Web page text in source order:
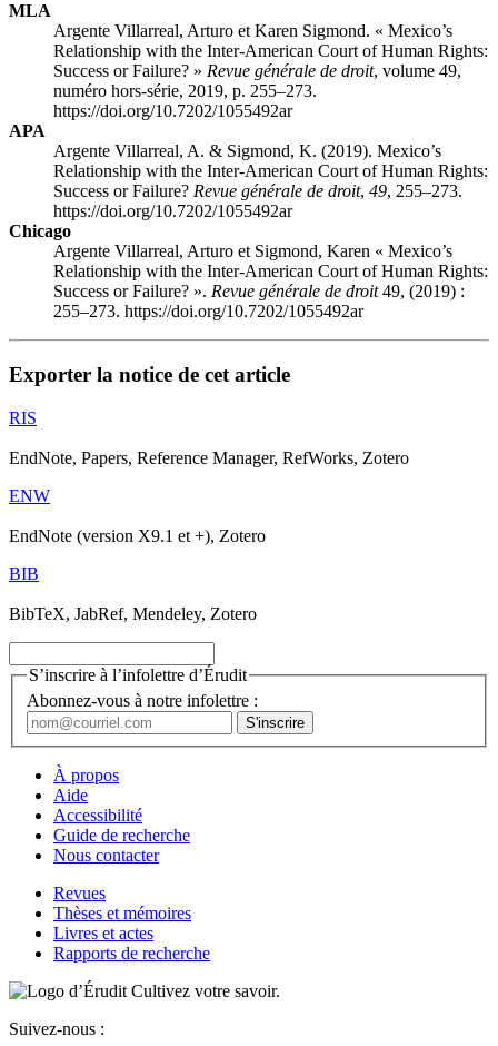
MLA
Argente Villarreal, Arturo et Karen Sigmond. « Mexico’s
Relationship with the Inter-American Court of Human Rights:
Success or Failure? » Revue générale de droit, volume 49,
numéro hors-série, 2019, p. 255–273.
https://doi.org/10.7202/1055492ar
APA
Argente Villarreal, A. & Sigmond, K. (2019). Mexico’s
Relationship with the Inter-American Court of Human Rights:
Success or Failure? Revue générale de droit, 49, 255–273.
https://doi.org/10.7202/1055492ar
Chicago
Argente Villarreal, Arturo et Sigmond, Karen « Mexico’s
Relationship with the Inter-American Court of Human Rights:
Success or Failure? ». Revue générale de droit49, (2019) :
255–273. https://doi.org/10.7202/1055492ar
Exporter la notice de cet article
RIS
EndNote, Papers, Reference Manager, RefWorks, Zotero
ENW
EndNote (version X9.1 et +), Zotero
BIB
BibTeX, JabRef, Mendeley, Zotero
S’inscrire à l’infolettre d’Érudit
Abonnez-vous à notre infolettre :
À propos
Aide
Accessibilité
Guide de recherche
Nous contacter
Revues
Thèses et mémoires
Livres et actes
Rapports de recherche
Cultivez votre savoir.
Suivez-nous :